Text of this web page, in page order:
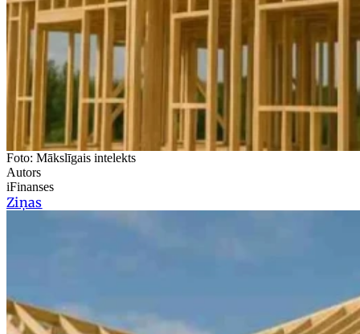
Foto: Mākslīgais intelekts
Autors
iFinanses
Ziņas